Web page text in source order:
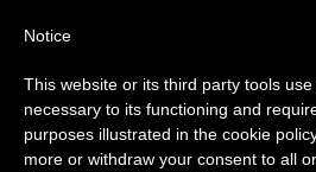
¿Qué pastoral
Aviso importante
Del 27 de julio al 7 de
anual, aprovechando que en el
Notice
This website or its third party tools
necessary to its functioning and
purposes illustrated in the cookie
more or withdraw your consent to all